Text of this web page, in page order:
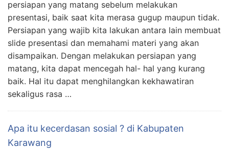
persiapan yang matang sebelum melakukan
presentasi, baik saat kita merasa gugup maupun tidak.
Persiapan yang wajib kita lakukan antara lain membuat
slide presentasi dan memahami materi yang akan
disampaikan. Dengan melakukan persiapan yang
matang, kita dapat mencegah hal- hal yang kurang
baik. Hal itu dapat menghilangkan kekhawatiran
sekaligus rasa …
Apa itu kecerdasan sosial ? di Kabupaten
Karawang